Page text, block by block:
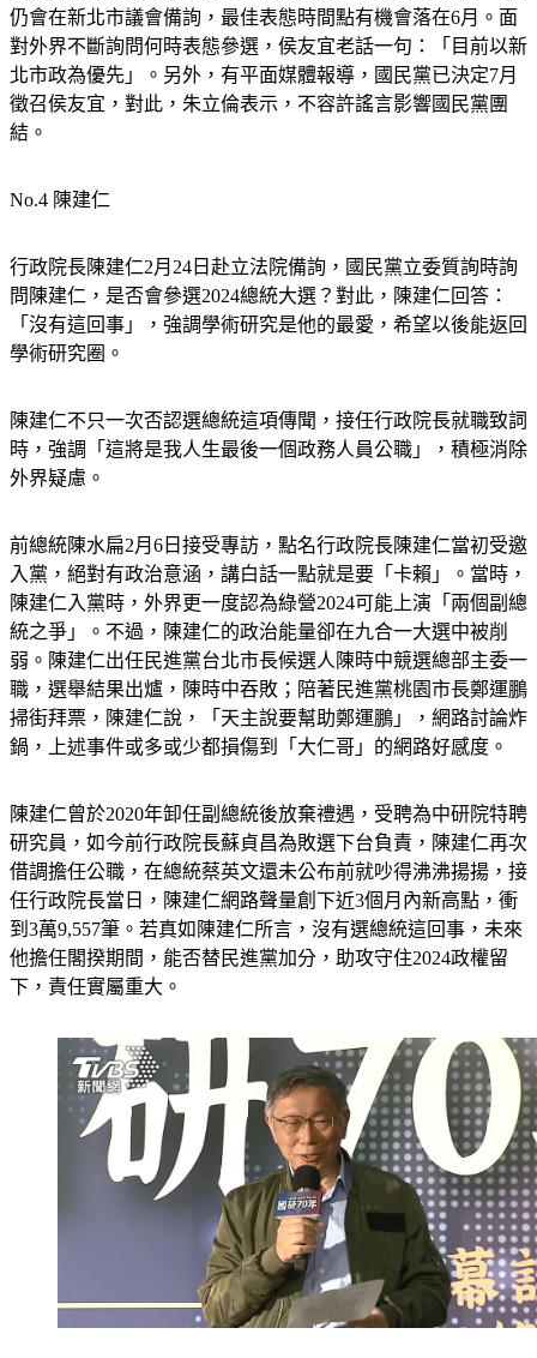
仍會在新北市議會備詢，最佳表態時間點有機會落在6月。面
對外界不斷詢問何時表態參選，侯友宜老話一句：「目前以新
北市政為優先」。另外，有平面媒體報導，國民黨已決定7月
徵召侯友宜，對此，朱立倫表示，不容許謠言影響國民黨團
結。
No.4 陳建仁
行政院長陳建仁2月24日赴立法院備詢，國民黨立委質詢時詢
問陳建仁，是否會參選2024總統大選？對此，陳建仁回答：
「沒有這回事」，強調學術研究是他的最愛，希望以後能返回
學術研究圈。
陳建仁不只一次否認選總統這項傳聞，接任行政院長就職致詞
時，強調「這將是我人生最後一個政務人員公職」，積極消除
外界疑慮。
前總統陳水扁2月6日接受專訪，點名行政院長陳建仁當初受邀
入黨，絕對有政治意涵，講白話一點就是要「卡賴」。當時，
陳建仁入黨時，外界更一度認為綠營2024可能上演「兩個副總
統之爭」。不過，陳建仁的政治能量卻在九合一大選中被削
弱。陳建仁出任民進黨台北市長候選人陳時中競選總部主委一
職，選舉結果出爐，陳時中吞敗；陪著民進黨桃園市長鄭運鵬
掃街拜票，陳建仁說，「天主說要幫助鄭運鵬」，網路討論炸
鍋，上述事件或多或少都損傷到「大仁哥」的網路好感度。
陳建仁曾於2020年卸任副總統後放棄禮遇，受聘為中研院特聘
研究員，如今前行政院長蘇貞昌為敗選下台負責，陳建仁再次
借調擔任公職，在總統蔡英文還未公布前就吵得沸沸揚揚，接
任行政院長當日，陳建仁網路聲量創下近3個月內新高點，衝
到3萬9,557筆。若真如陳建仁所言，沒有選總統這回事，未來
他擔任閣揆期間，能否替民進黨加分，助攻守住2024政權留
下，責任實屬重大。